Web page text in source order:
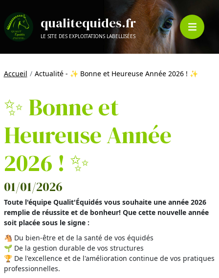
qualitequides.fr
LE SITE DES EXPLOITATIONS LABELLISÉES
Accueil Actualité - ✨ Bonne et Heureuse Année 2026 ! ✨
✨ Bonne et
Heureuse Année
2026 ! ✨
01/01/2026
Toute l'équipe Qualit'Équidés vous souhaite une année 2026
remplie de réussite et de bonheur! Que cette nouvelle année
soit placée sous le signe :
🐴 Du bien-être et de la santé de vos équidés
🌱 De la gestion durable de vos structures
🏆 De l'excellence et de l'amélioration continue de vos pratiques
professionnelles.